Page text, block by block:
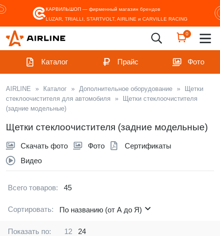
КАРВИЛЬШОП — фирменный магазин брендов
LUZAR, TRIALLI, STARTVOLT, AIRLINE и CARVILLE RACING
0
Каталог Прайс Фото
AIRLINE » Каталог » Дополнительное оборудование »
Щетки
стеклоочистителя для автомобиля
»
Щетки стеклоочистителя
(задние модельные)
Щетки стеклоочистителя (задние модельные)
Скачать фото Фото
Сертификаты
Видео
Всего товаров: 45
Сортировать: По названию (от А до Я)
Показать по: 12 24